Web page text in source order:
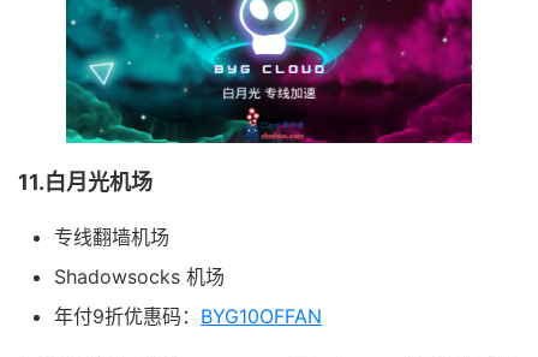
11.白月光机场
专线翻墙机场
Shadowsocks 机场
年付9折优惠码： BYG10OFFAN